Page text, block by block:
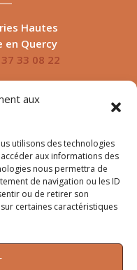
aux
utilisons des technologies
aux informations des
nous permettra de
de navigation ou les ID
ou de retirer son
certaines caractéristiques
Hautes
en Quercy
33 08 22
Cures Les Bories
:
8:00 à 19:00